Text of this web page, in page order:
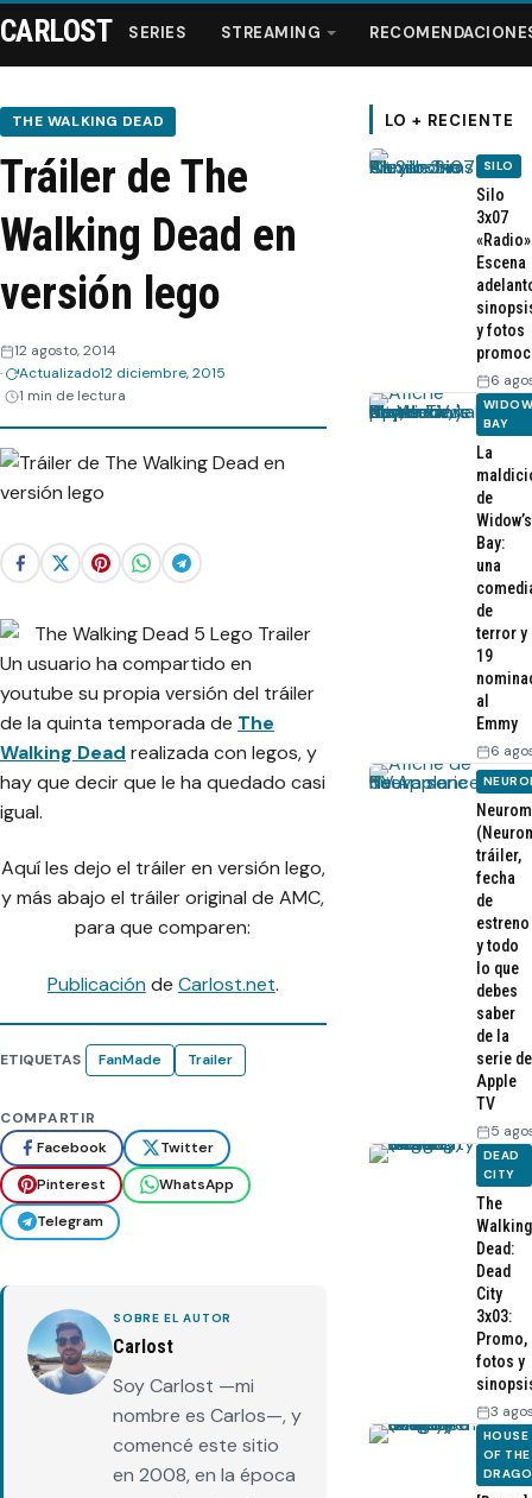
Series
Streaming
Recomendaciones
Videos
CARLOST SERIES STREAMING
THE WALKING DEAD
Tráiler de The
Walking Dead en
versión lego
12 agosto, 2014
Actualizado12 diciembre, 2015
1 min de lectura
Un usuario ha compartido en
youtube su propia versión del tráiler
de la quinta temporada de The
Walking Dead realizada con legos, y
hay que decir que le ha quedado casi
igual.
Aquí les dejo el tráiler en versión lego,
y más abajo el tráiler original de AMC,
para que comparen:
Publicaciónde Carlost.net.
ETIQUETAS FanMade Trailer
COMPARTIR
Facebook
Twitter
Pinterest
WhatsApp
Telegram
SOBRE EL AUTOR
Carlost
Soy Carlost —mi
nombre es Carlos—, y
comencé este sitio
en 2008, en la época
LO + RECIENTE
SILO
Silo
3x07
Escena
y fotos
6
BAY
La
de
Widow’s
Bay:
una
de
terror y
19
al
Emmy
6
tráiler,
fecha
de
estreno
y todo
lo que
debes
saber
de la
serie de
Apple
TV
5
DEAD
CITY
The
Walking
Dead:
Dead
City
3x03:
Promo,
fotos y
3
HOUSE
OF THE